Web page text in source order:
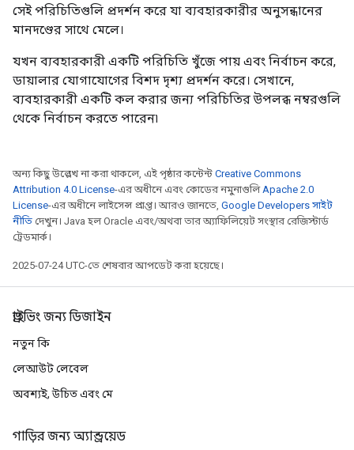
সেই পরিচিতিগুলি প্রদর্শন করে যা ব্যবহারকারীর অনুসন্ধানের
মানদণ্ডের সাথে মেলে।
যখন ব্যবহারকারী একটি পরিচিতি খুঁজে পায় এবং নির্বাচন করে,
ডায়ালার যোগাযোগের বিশদ দৃশ্য প্রদর্শন করে। সেখানে,
ব্যবহারকারী একটি কল করার জন্য পরিচিতির উপলব্ধ নম্বরগুলি
থেকে নির্বাচন করতে পারেন৷
অন্য কিছু উল্লেখ না করা থাকলে, এই পৃষ্ঠার কন্টেন্ট Creative Commons
Attribution 4.0 License-এর অধীনে এবং কোডের নমুনাগুলি Apache 2.0
License-এর অধীনে লাইসেন্স প্রাপ্ত। আরও জানতে, Google Developers সাইট
নীতি দেখুন। Java হল Oracle এবং/অথবা তার অ্যাফিলিয়েট সংস্থার রেজিস্টার্ড
ট্রেডমার্ক।
2025-07-24 UTC-তে শেষবার আপডেট করা হয়েছে।
ড্রাইভিং জন্য ডিজাইন
নতুন কি
লেআউট লেবেল
অবশ্যই, উচিত এবং মে
গাড়ির জন্য অ্যান্ড্রয়েড